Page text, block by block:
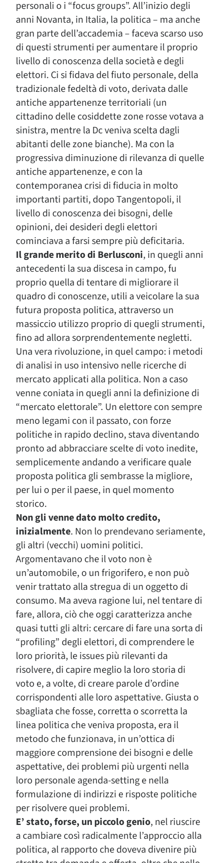
personali o i “focus groups”. All’inizio degli
anni Novanta, in Italia, la politica – ma anche
gran parte dell’accademia – faceva scarso uso
di questi strumenti per aumentare il proprio
livello di conoscenza della società e degli
elettori. Ci si fidava del fiuto personale, della
tradizionale fedeltà di voto, derivata dalle
antiche appartenenze territoriali (un
cittadino delle cosiddette zone rosse votava a
sinistra, mentre la Dc veniva scelta dagli
abitanti delle zone bianche). Ma con la
progressiva diminuzione di rilevanza di quelle
antiche appartenenze, e con la
contemporanea crisi di fiducia in molto
importanti partiti, dopo Tangentopoli, il
livello di conoscenza dei bisogni, delle
opinioni, dei desideri degli elettori
cominciava a farsi sempre più deficitaria.
Il grande merito di Berlusconi, in quegli anni
antecedenti la sua discesa in campo, fu
proprio quella di tentare di migliorare il
quadro di conoscenze, utili a veicolare la sua
futura proposta politica, attraverso un
massiccio utilizzo proprio di quegli strumenti,
fino ad allora sorprendentemente negletti.
Una vera rivoluzione, in quel campo: i metodi
di analisi in uso intensivo nelle ricerche di
mercato applicati alla politica. Non a caso
venne coniata in quegli anni la definizione di
“mercato elettorale”. Un elettore con sempre
meno legami con il passato, con forze
politiche in rapido declino, stava diventando
pronto ad abbracciare scelte di voto inedite,
semplicemente andando a verificare quale
proposta politica gli sembrasse la migliore,
per lui o per il paese, in quel momento
storico.
Non gli venne dato molto credito,
inizialmente. Non lo prendevano seriamente,
gli altri (vecchi) uomini politici.
Argomentavano che il voto non è
un’automobile, o un frigorifero, e non può
venir trattato alla stregua di un oggetto di
consumo. Ma aveva ragione lui, nel tentare di
fare, allora, ciò che oggi caratterizza anche
quasi tutti gli altri: cercare di fare una sorta di
“profiling” degli elettori, di comprendere le
loro priorità, le issues più rilevanti da
risolvere, di capire meglio la loro storia di
voto e, a volte, di creare parole d’ordine
corrispondenti alle loro aspettative. Giusta o
sbagliata che fosse, corretta o scorretta la
linea politica che veniva proposta, era il
metodo che funzionava, in un’ottica di
maggiore comprensione dei bisogni e delle
aspettative, dei problemi più urgenti nella
loro personale agenda-setting e nella
formulazione di indirizzi e risposte politiche
per risolvere quei problemi.
E’ stato, forse, un piccolo genio, nel riuscire
a cambiare così radicalmente l’approccio alla
politica, al rapporto che doveva divenire più